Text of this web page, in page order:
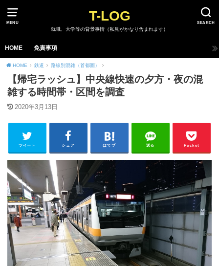
MENU SEARCH
T-LOG
就職、大学等の背景事情（私見がかなり含まれます）
HOME 免責事項
HOME 鉄道 路線別混雑（首都圏）
【帰宅ラッシュ】中央線快速の夕方・夜の混
雑する時間帯・区間を調査
2020年3月13日
ツイート シェア はてブ 送る Pocket